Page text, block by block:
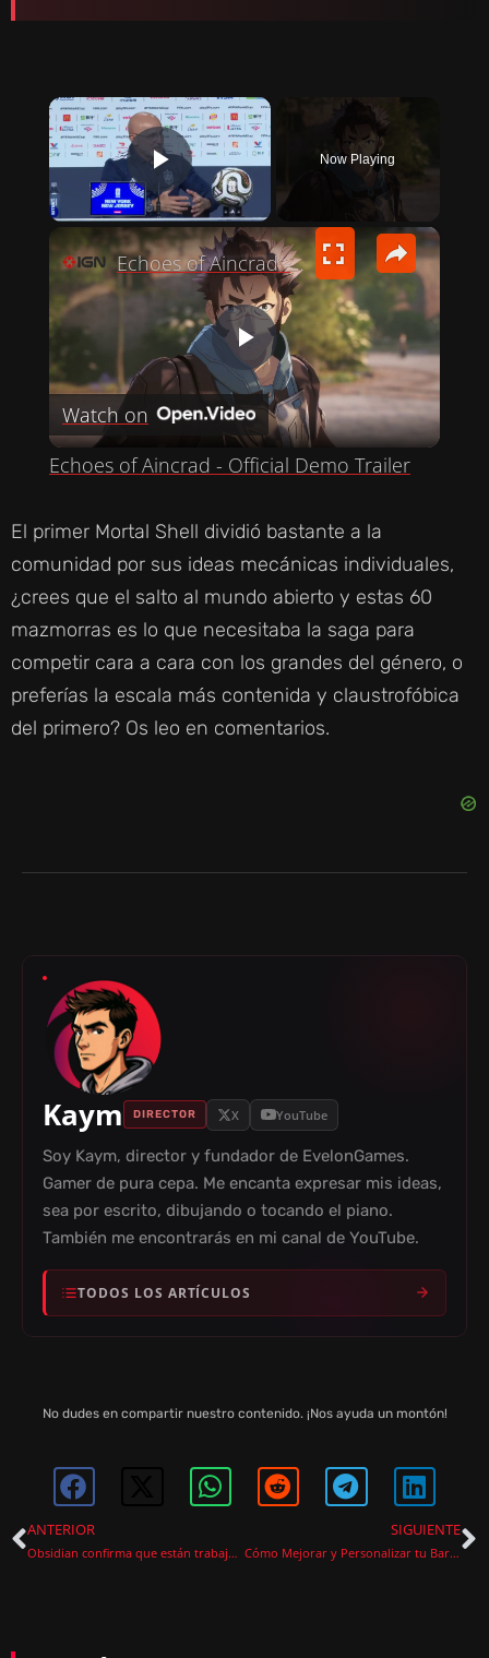
×
PLAY VIDEO
Now Playing
×
P
L
Y
V
I
Echoes of Aincrad - Official Demo Trailer
Watch on
Echoes of Aincrad - Official Demo Trailer
El primer Mortal Shell dividió bastante a la
comunidad por sus ideas mecánicas individuales,
¿crees que el salto al mundo abierto y estas 60
mazmorras es lo que necesitaba la saga para
competir cara a cara con los grandes del género, o
preferías la escala más contenida y claustrofóbica
del primero? Os leo en comentarios.
Kaym DIRECTOR X YouTube
Soy Kaym, director y fundador de EvelonGames.
Gamer de pura cepa. Me encanta expresar mis ideas,
sea por escrito, dibujando o tocando el piano.
También me encontrarás en mi canal de YouTube.
TODOS LOS ARTÍCULOS
No dudes en compartir nuestro contenido. ¡Nos ayuda un montón!
ANTERIOR
Obsidian confirma que están trabajando en un nuevo juego de Fallout
SIGUIENTE
Cómo Mejorar y Personalizar tu Barco en AC Black Flag Resynced